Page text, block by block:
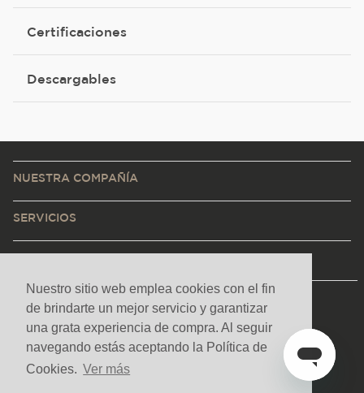
Nuestro sitio web emplea cookies con el fin
de brindarte un mejor servicio y garantizar
una grata experiencia de compra. Al seguir
navegando estás aceptando la Política de
Cookies. Ver más
Certificaciones
Descargables
NUESTRA COMPAÑÍA
SERVICIOS
CONTACTO Y AYUDA